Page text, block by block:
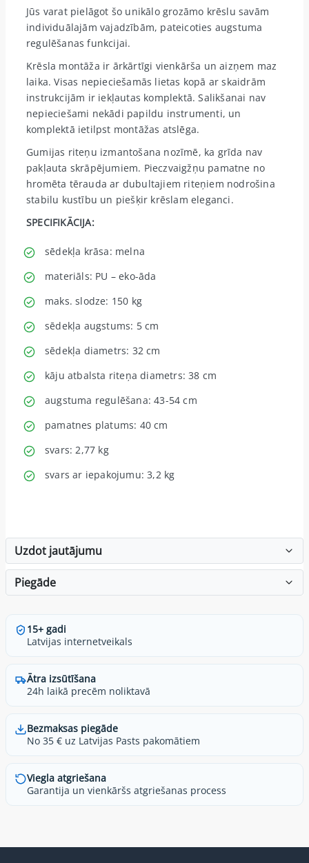
Jūs varat pielāgot šo unikālo grozāmo krēslu savām
individuālajām vajadzībām, pateicoties augstuma
regulēšanas funkcijai.
Krēsla montāža ir ārkārtīgi vienkārša un aizņem maz
laika. Visas nepieciešamās lietas kopā ar skaidrām
instrukcijām ir iekļautas komplektā. Salikšanai nav
nepieciešami nekādi papildu instrumenti, un
komplektā ietilpst montāžas atslēga.
Gumijas riteņu izmantošana nozīmē, ka grīda nav
pakļauta skrāpējumiem. Pieczvaigžņu pamatne no
hromēta tērauda ar dubultajiem riteņiem nodrošina
stabilu kustību un piešķir krēslam eleganci.
SPECIFIKĀCIJA:
sēdekļa krāsa: melna
materiāls: PU – eko-āda
maks. slodze: 150 kg
sēdekļa augstums: 5 cm
sēdekļa diametrs: 32 cm
kāju atbalsta riteņa diametrs: 38 cm
augstuma regulēšana: 43-54 cm
pamatnes platums: 40 cm
svars: 2,77 kg
svars ar iepakojumu: 3,2 kg
Uzdot jautājumu
Piegāde
15+ gadi
Latvijas internetveikals
Ātra izsūtīšana
24h laikā precēm noliktavā
Bezmaksas piegāde
No 35 € uz Latvijas Pasts pakomātiem
Viegla atgriešana
Garantija un vienkāršs atgriešanas process